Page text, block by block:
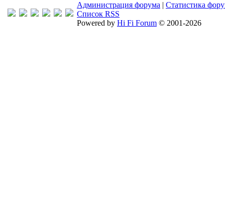
Администрация форума | Статистика
Список RSS
Powered by Hi Fi Forum © 2001-2026